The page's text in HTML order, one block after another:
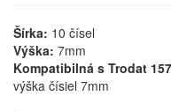
Šírka: 10 čísel
Výška: 7mm
Kompatibilná s Trodat
výška čísiel 7mm